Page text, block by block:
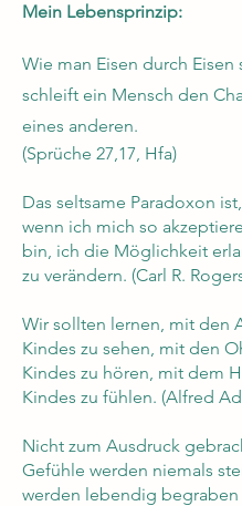
Mein Lebensprinzip:
Wie man Eisen durch Eisen
schleift ein Mensch den
eines anderen.
(Sprüche 27,17, Hfa)
Das seltsame Paradoxon
wenn ich mich so
bin, ich die Möglichkeit
zu verändern. (Carl R.
Wir sollten lernen, mit den
Kindes zu sehen, mit den
Kindes zu hören, mit dem
Kindes zu fühlen. (Alfred
Nicht zum Ausdruck
Gefühle werden niemals
werden lebendig begraben